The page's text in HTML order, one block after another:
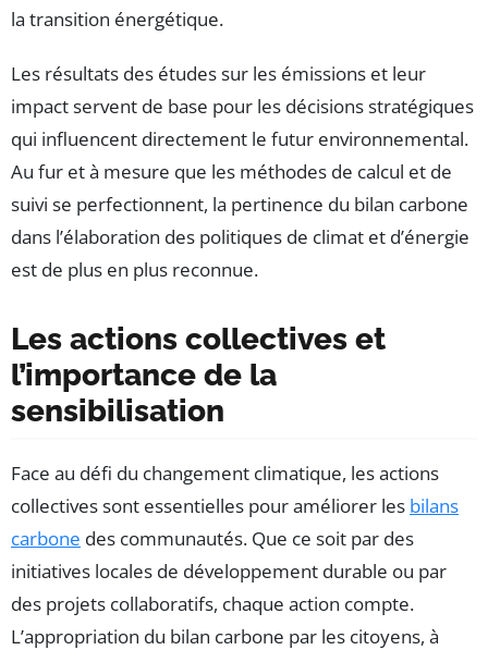
la transition énergétique.
Les résultats des études sur les émissions et leur
impact servent de base pour les décisions stratégiques
qui influencent directement le futur environnemental.
Au fur et à mesure que les méthodes de calcul et de
suivi se perfectionnent, la pertinence du bilan carbone
dans l’élaboration des politiques de climat et d’énergie
est de plus en plus reconnue.
Les actions collectives et
l’importance de la
sensibilisation
Face au défi du changement climatique, les actions
collectives sont essentielles pour améliorer les bilans
carbone des communautés. Que ce soit par des
initiatives locales de développement durable ou par
des projets collaboratifs, chaque action compte.
L’appropriation du bilan carbone par les citoyens, à